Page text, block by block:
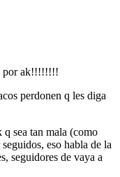
por ak!!!!!!!!
perdonen q les diga
q sea tan mala (como
eso habla de la
seguidores de vaya a